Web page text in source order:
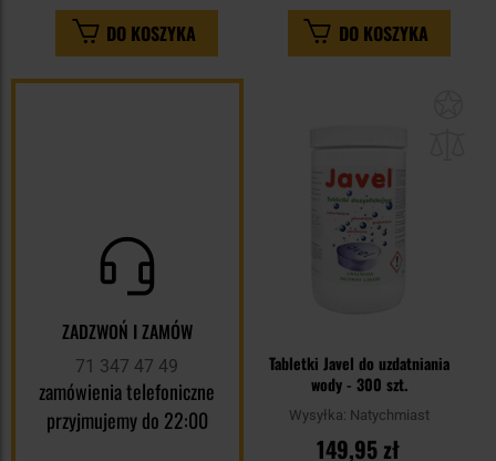
DO KOSZYKA DO KOSZYKA
ZADZWOŃ I ZAMÓW
71 347 47 49
zamówienia telefoniczne
przyjmujemy do 22:00
Tabletki Javel do uzdatniania
wody - 300 szt.
Wysyłka: Natychmiast
149,95 zł